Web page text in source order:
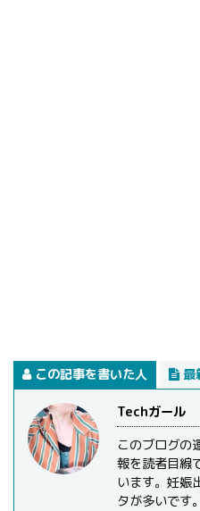
この記事を書いた人 最
Techガール
このブログの
報を読者目線
います。妊娠
タが多いです。